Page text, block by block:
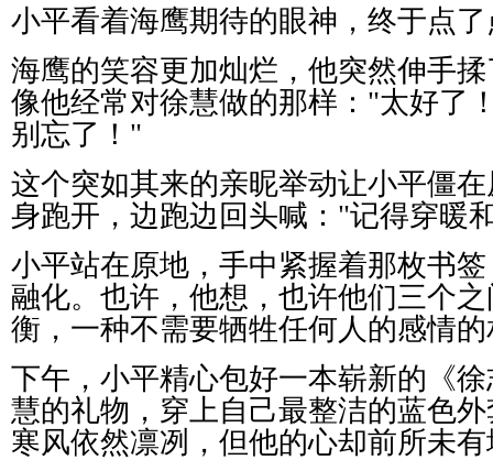
小平看着海鹰期待的眼神，终于点
海鹰的笑容更加灿烂，他突然伸手
像他经常对徐慧做的那样： "太好了
别忘了！ "
这个突如其来的亲昵举动让小平僵
身跑开，边跑边回头喊： "记得穿暖
小平站在原地，手中紧握着那枚书
融化。也许，他想，也许他们三个
衡，一种不需要牺牲任何人的感情
下午，小平精心包好一本崭新的《
慧的礼物，穿上自己最整洁的蓝色
寒风依然凛冽，但他的心却前所未